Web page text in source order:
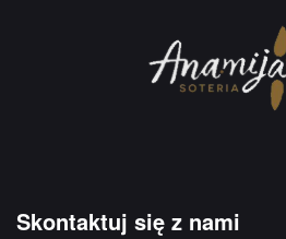
Skontaktuj się z nami